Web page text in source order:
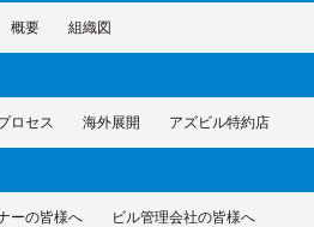
概要 組織図
ロセス 海外展開 アズビル特約店
ーの皆様へ ビル管理会社の皆様へ